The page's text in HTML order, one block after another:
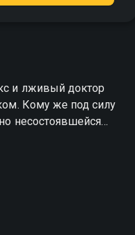
и лживый доктор
Кому же под силу
несостоявшейся
успеть на